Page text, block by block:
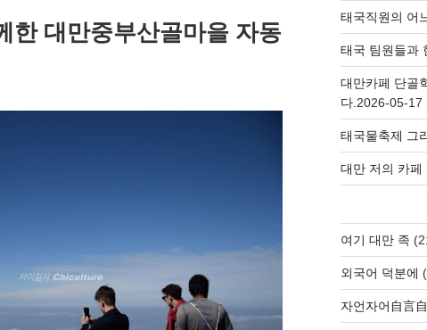
한 대만중부산골마을 자동
태국직원의 어
태국 팀원들과
대만카페 단골
다. 2026-05-17
태국물축제 그
대만 저의 카페
여기 대만 족
외국어 덕분에
자언자어自言